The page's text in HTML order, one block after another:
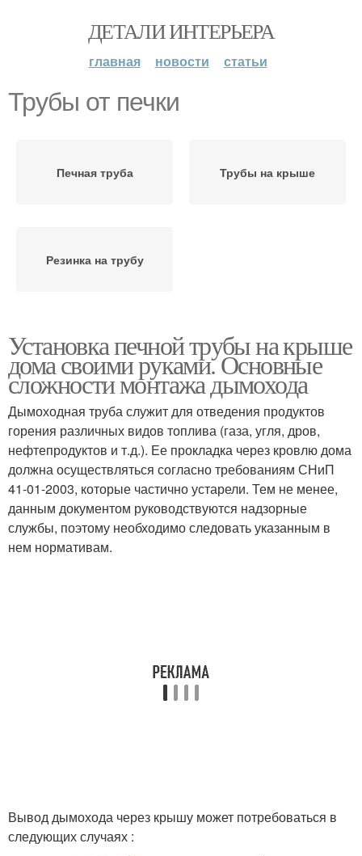
ДЕТАЛИ ИНТЕРЬЕРА
главная новости статьи
Трубы от печки
Печная труба Трубы на крыше
Резинка на трубу
Установка печной трубы на крыше
дома своими руками. Основные
сложности монтажа дымохода
Дымоходная труба служит для отведения продуктов
горения различных видов топлива (газа, угля, дров,
нефтепродуктов и т.д.). Ее прокладка через кровлю дома
должна осуществляться согласно требованиям СНиП
41-01-2003, которые частично устарели. Тем не менее,
данным документом руководствуются надзорные
службы, поэтому необходимо следовать указанным в
нем нормативам.
Вывод дымохода через крышу может потребоваться в
следующих случаях :